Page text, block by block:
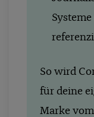
So wird
für deine
Marke